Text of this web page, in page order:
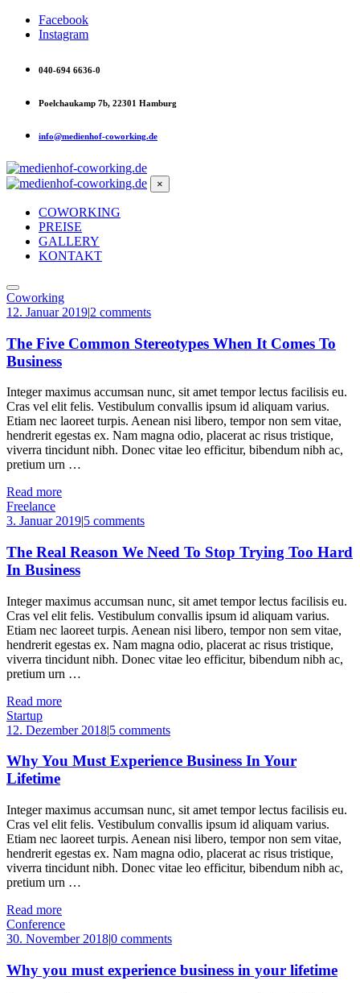
Facebook
Instagram
040-694 6636-0
Poelchaukamp 7b, 22301 Hamburg
info@medienhof-coworking.de
×
COWORKING
PREISE
GALLERY
KONTAKT
Coworking
12. Januar 2019|2 comments
The Five Common Stereotypes When It Comes To
Business
Integer maximus accumsan nunc, sit amet tempor lectus facilisis eu.
Cras vel elit felis. Vestibulum convallis ipsum id aliquam varius.
Etiam nec laoreet turpis. Aenean nisi libero, tempor non sem vitae,
hendrerit egestas ex. Nam magna odio, placerat ac risus tristique,
viverra tincidunt nibh. Donec vitae leo efficitur, bibendum nibh ac,
pretium urn …
Read more
Freelance
3. Januar 2019|5 comments
The Real Reason We Need To Stop Trying Too Hard
In Business
Integer maximus accumsan nunc, sit amet tempor lectus facilisis eu.
Cras vel elit felis. Vestibulum convallis ipsum id aliquam varius.
Etiam nec laoreet turpis. Aenean nisi libero, tempor non sem vitae,
hendrerit egestas ex. Nam magna odio, placerat ac risus tristique,
viverra tincidunt nibh. Donec vitae leo efficitur, bibendum nibh ac,
pretium urn …
Read more
Startup
12. Dezember 2018|5 comments
Why You Must Experience Business In Your
Lifetime
Integer maximus accumsan nunc, sit amet tempor lectus facilisis eu.
Cras vel elit felis. Vestibulum convallis ipsum id aliquam varius.
Etiam nec laoreet turpis. Aenean nisi libero, tempor non sem vitae,
hendrerit egestas ex. Nam magna odio, placerat ac risus tristique,
viverra tincidunt nibh. Donec vitae leo efficitur, bibendum nibh ac,
pretium urn …
Read more
Conference
30. November 2018|0 comments
Why you must experience business in your lifetime